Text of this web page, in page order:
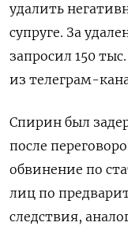
удалить
супруге. За
запросил 150
из телеграм-
Спирин был
после
обвинение по
лиц по
следствия,